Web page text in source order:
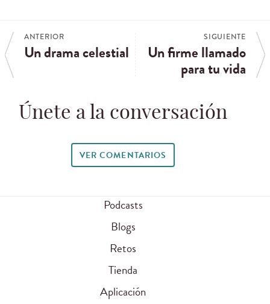
ANTERIOR
Un drama celestial
SIGUIENTE
Un firme llamado
para tu vida
Únete a la conversación
VER COMENTARIOS
Podcasts
Blogs
Retos
Tienda
Aplicación